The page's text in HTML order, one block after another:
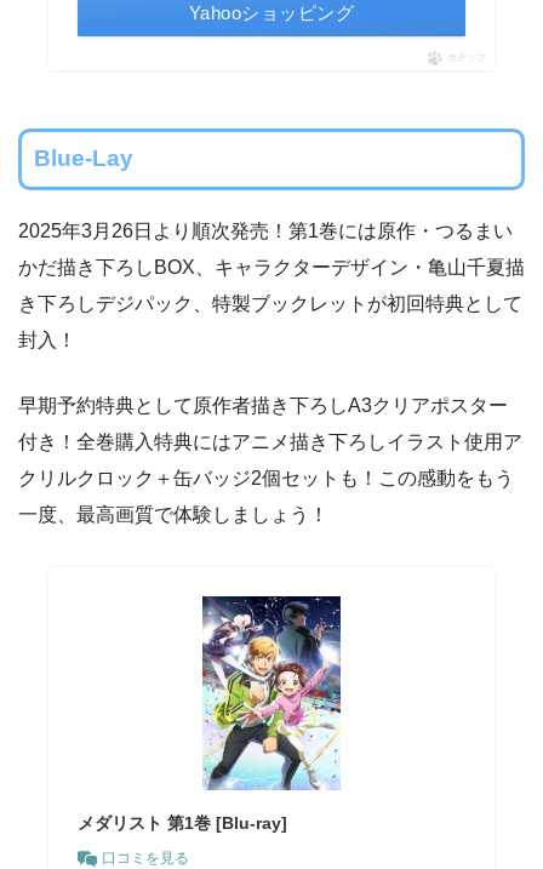
Yahooショッピング
ポチップ
Blue-Lay
2025年3月26日より順次発売！第1巻には原作・つるまい
かだ描き下ろしBOX、キャラクターデザイン・亀山千夏描
き下ろしデジパック、特製ブックレットが初回特典として
封入！
早期予約特典として原作者描き下ろしA3クリアポスター
付き！全巻購入特典にはアニメ描き下ろしイラスト使用ア
クリルクロック＋缶バッジ2個セットも！この感動をもう
一度、最高画質で体験しましょう！
メダリスト 第1巻 [Blu-ray]
口コミを見る